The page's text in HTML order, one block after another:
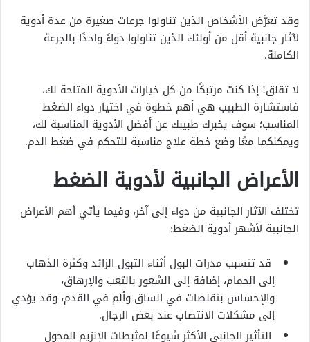
وقد تعرَّض الأشخاص الذين تناولوا جرعات صغيرة من عدة أدوية
لآثار جانبية أقل من أولئك الذين تناولوا دواءً واحدًا بالجرعة
الكاملة.
لا تقلق! إذا كنت مرتبكًا من كل خيارات الأدوية المتاحة لك،
فاستشارة الطبيب هي أهم خطوة في اختيار دواء الضغط
المناسب؛ سوف يخبرك طبيبك عن أفضل الأدوية المناسبة لك،
ويمكنكما معًا وضع خطة علاج مناسبة للتحكم في ضغط الدم.
الأعراض الجانبية لأدوية الضغط
تختلف الآثار الجانبية من دواء إلى آخر، وفيما يأتي أهم الأعراض
الجانبية لأشهر أدوية الضغط:
قد تتسبب مدرات البول أثناء التبول الزائد وكثرة الذهاب
إلى الحمام، إضافة إلى الشعور بالتعب والإرهاق،
والإحساس بتقلصات في الساق وألم في القدم، وقد يؤدي
إلى مشكلات الانتصاب عند بعض الرجال.
التأثير الجانبي الأكثر شيوعًا لمثبطات الإنزيم المحول